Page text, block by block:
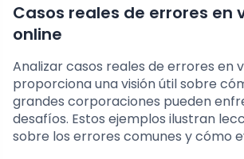
Casos reales de errores en
online
Analizar casos reales de errores en
proporciona una visión útil sobre
grandes corporaciones pueden
desafíos. Estos ejemplos ilustran
sobre los errores comunes y cómo